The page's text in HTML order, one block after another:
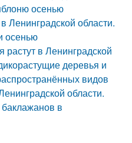
осенью
Ленинградской области.
осенью
в Ленинградской
деревья и
видов
области.
в